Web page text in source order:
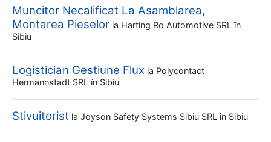
Muncitor Necalificat La Asamblarea,
Montarea Pieselor la Harting Ro Automotive SRL în
Sibiu
Logistician Gestiune Flux la Polycontact
Hermannstadt SRL în Sibiu
Stivuitorist la Joyson Safety Systems Sibiu SRL în Sibiu